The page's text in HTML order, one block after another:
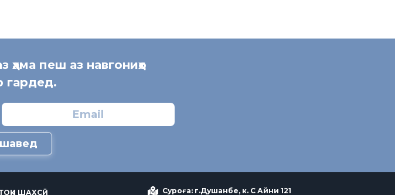
пеш аз навгониҳо
гардед.
ШАХСӢ Суроға: г.Душанбе, к. С Айни 121